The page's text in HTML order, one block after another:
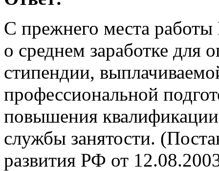
С прежнего места
о среднем заработке для
стипендии,
профессиональной
повышения
службы занятости.
развития РФ от